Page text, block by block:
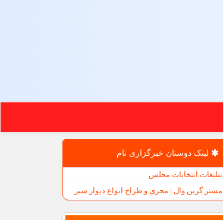
لینک دوستان خبرگزاری نام
تبلیغات انتخابات مجلس
مستر گرین وال | مجری و طراح انواع دیوار سبز